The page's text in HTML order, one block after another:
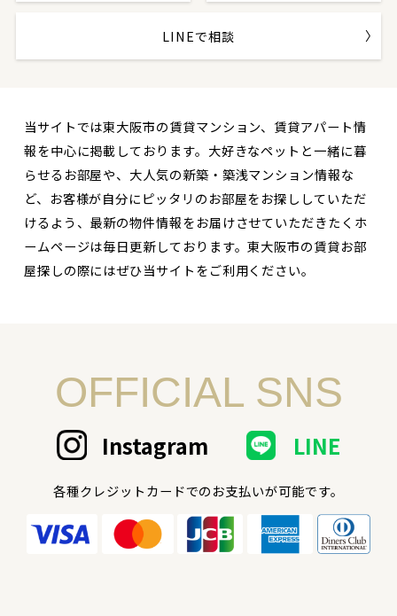
LINEで相談
当サイトでは東大阪市の賃貸マンション、賃貸アパート情
報を中心に掲載しております。大好きなペットと一緒に暮
らせるお部屋や、大人気の新築・築浅マンション情報な
ど、お客様が自分にピッタリのお部屋をお探ししていただ
けるよう、最新の物件情報をお届けさせていただきたくホ
ームページは毎日更新しております。東大阪市の賃貸お部
屋探しの際にはぜひ当サイトをご利用ください。
OFFICIAL SNS
Instagram LINE
各種クレジットカードでのお支払いが可能です。